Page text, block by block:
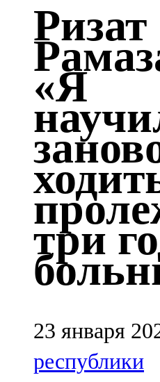
Кадыбаш
105,2 FM
Казан
91,5 FM
Кайбыч
106,1 FM
Кама тамагы
71,51 FM
Кукмара
107,9 FM
102,1 FM
Ризат
«Я
три
23 января
республики